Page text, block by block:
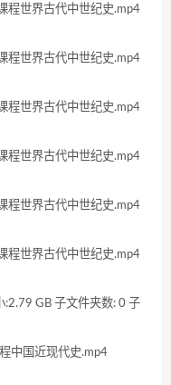
世界古代中世纪史.mp4
世界古代中世纪史.mp4
世界古代中世纪史.mp4
世界古代中世纪史.mp4
世界古代中世纪史.mp4
世界古代中世纪史.mp4
GB 子文件夹数: 0 子
中国近现代史.mp4